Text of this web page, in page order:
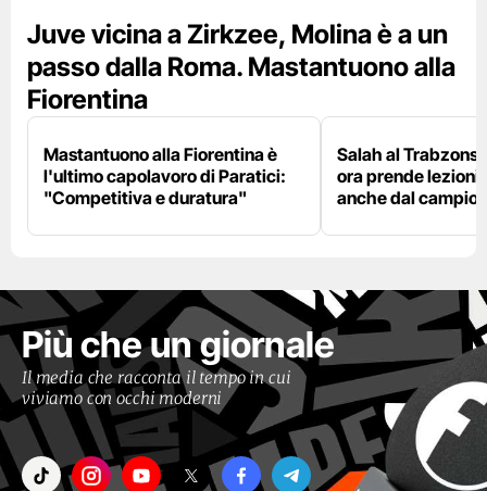
Juve vicina a Zirkzee, Molina è a un
passo dalla Roma. Mastantuono alla
Fiorentina
Mastantuono alla Fiorentina è
l'ultimo capolavoro di Paratici:
"Competitiva e duratura"
Salah al
ora prende lezioni
anche dal
Più che un giornale
Il media che racconta il tempo in cui
viviamo con occhi moderni